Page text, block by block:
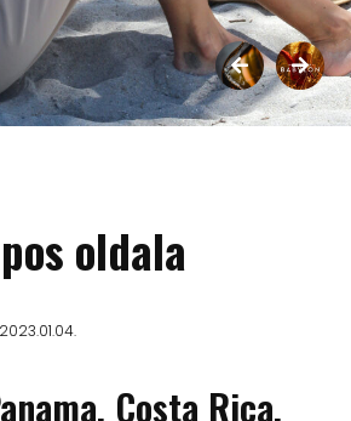
oldala
2023.01.04.
Costa Rica,